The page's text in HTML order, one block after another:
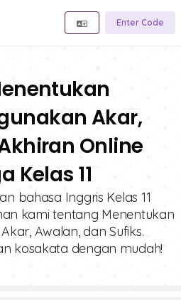
Enter Code
Akar,
Online
Kelas 11
bahasa Inggris Kelas 11
kami tentang Menentukan
Awalan, dan Sufiks.
kosakata dengan mudah!